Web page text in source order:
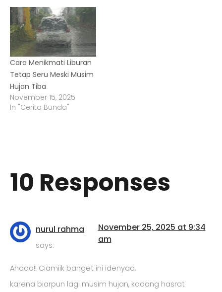
Cara Menikmati Liburan
Tetap Seru Meski Musim
Hujan Tiba
November 15, 2025
In "Cerita Bunda"
10 Responses
nurul rahma
says:
November 25, 2025 at 9:34
am
Ahaaa!! Ciamiik banget ini idenyaa.
karena biarpun lagi musim hujan, kadang hasrat